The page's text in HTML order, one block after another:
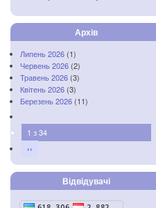
Архів
Липень 2026 (1)
Червень 2026 (2)
Травень 2026 (3)
Квітень 2026 (3)
Березень 2026 (11)
1 з 34
››
Відвідувачі